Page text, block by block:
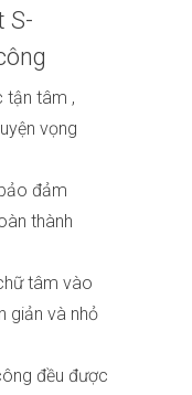
S-
tận tâm ,
vọng
đảm
thành
tâm vào
giản và nhỏ
đều được